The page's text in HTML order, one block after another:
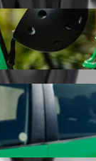
Avec Bolt,